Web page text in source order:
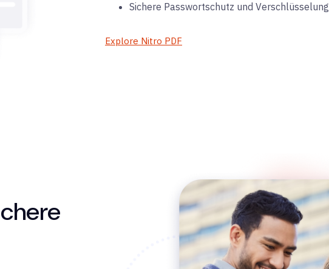
Sichere Passwortschutz und Verschlüsselung
Explore Nitro PDF